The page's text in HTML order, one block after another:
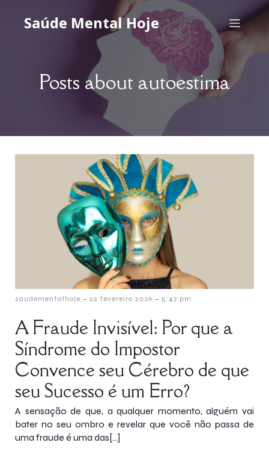
Saúde Mental Hoje
Posts about autoestima
saudementalhoje - 22 fevereiro 2026 - 5:47 pm
A Fraude Invisível: Por que a
Síndrome do Impostor
Convence seu Cérebro de que
seu Sucesso é um Erro?
A sensação de que, a qualquer momento, alguém vai
bater no seu ombro e revelar que você não passa de
uma fraude é uma das[…]